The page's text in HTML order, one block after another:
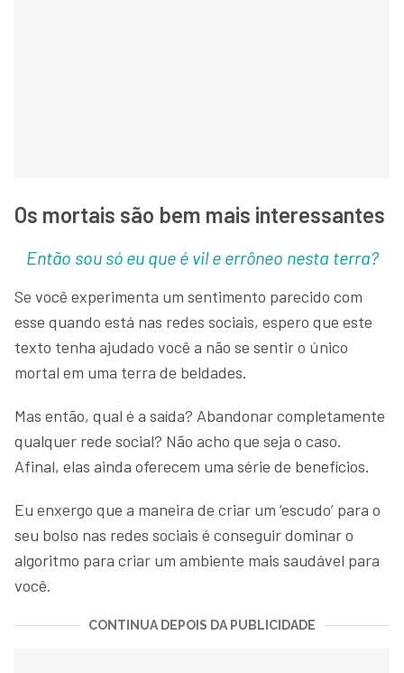
Os mortais são bem mais interessantes
Então sou só eu que é vil e errôneo nesta terra?
Se você experimenta um sentimento parecido com
esse quando está nas redes sociais, espero que este
texto tenha ajudado você a não se sentir o único
mortal em uma terra de beldades.
Mas então, qual é a saída? Abandonar completamente
qualquer rede social? Não acho que seja o caso.
Afinal, elas ainda oferecem uma série de benefícios.
Eu enxergo que a maneira de criar um ‘escudo’ para o
seu bolso nas redes sociais é conseguir dominar o
algoritmo para criar um ambiente mais saudável para
você.
CONTINUA DEPOIS DA PUBLICIDADE